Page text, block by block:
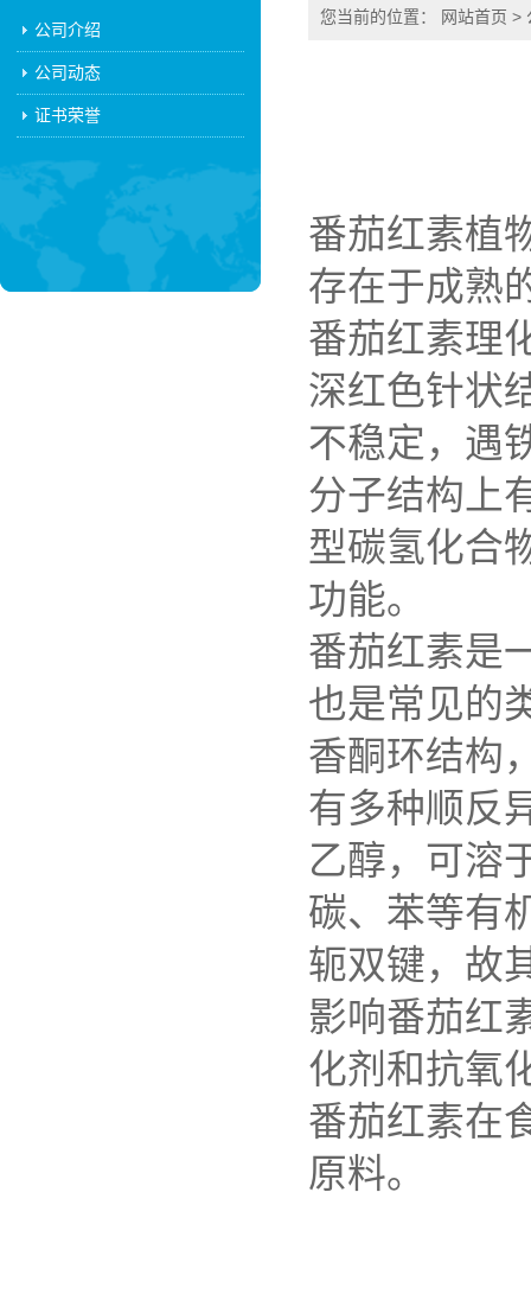
公司介绍
公司动态
证书荣誉
您当前的位置： 网站首页 >
番茄红素植
存在于成熟
番茄红素理
深红色针状
不稳定，遇
分子结构上
型碳氢化合
功能。
番茄红素是
也是常见的
香酮环结构
有多种顺反
乙醇，可溶
碳、苯等有
轭双键，故
影响番茄红
化剂和抗氧
番茄红素在
原料。